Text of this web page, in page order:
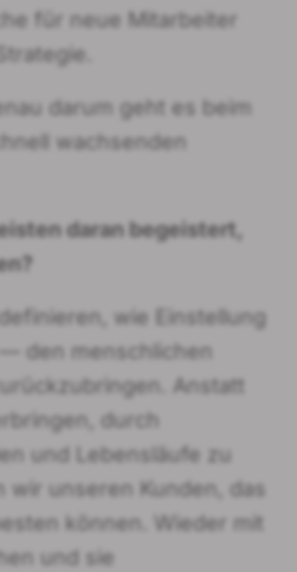
für neue Mitarbeiter
darum geht es beim
wachsenden
daran begeistert,
wie Einstellung
den menschlichen
Anstatt
durch
und Lebensläufe zu
wir unseren Kunden, das
können. Wieder mit
und sie